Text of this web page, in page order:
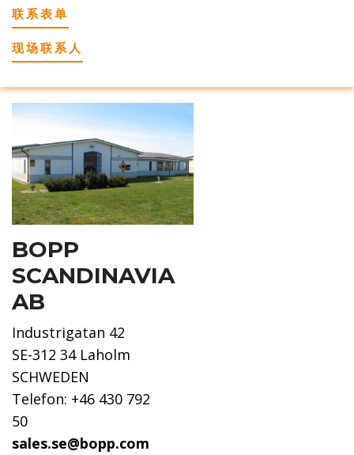
联系表单
现场联系人
BOPP
SCANDINAVIA
AB
Industrigatan 42
SE-312 34 Laholm
SCHWEDEN
Telefon: +46 430 792
50
sales.se@bopp.com